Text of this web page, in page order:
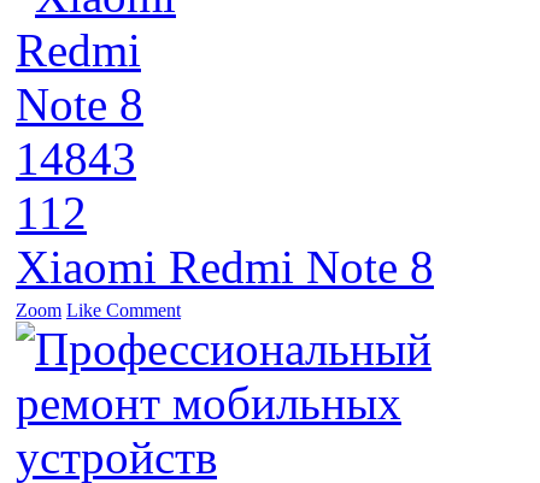
14843
112
Xiaomi Redmi Note 8
Zoom Like Comment